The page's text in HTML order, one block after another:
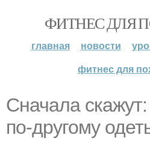
ФИТНЕС ДЛЯ
главная новости
фитнес для
Сначала
по-другому